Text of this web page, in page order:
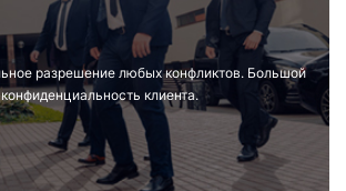
разрешение любых конфликтов. Большой
клиента.